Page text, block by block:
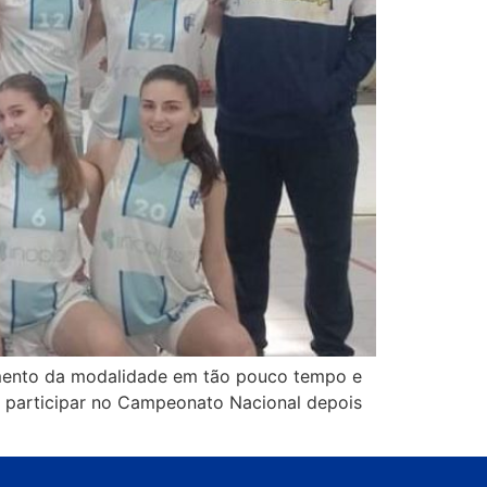
da modalidade em tão pouco tempo e
no Campeonato Nacional depois